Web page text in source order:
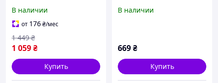
В наличии
от 176₴/мес
1 059₴
1 449 ₴
Купить
В наличии
669₴
Купить